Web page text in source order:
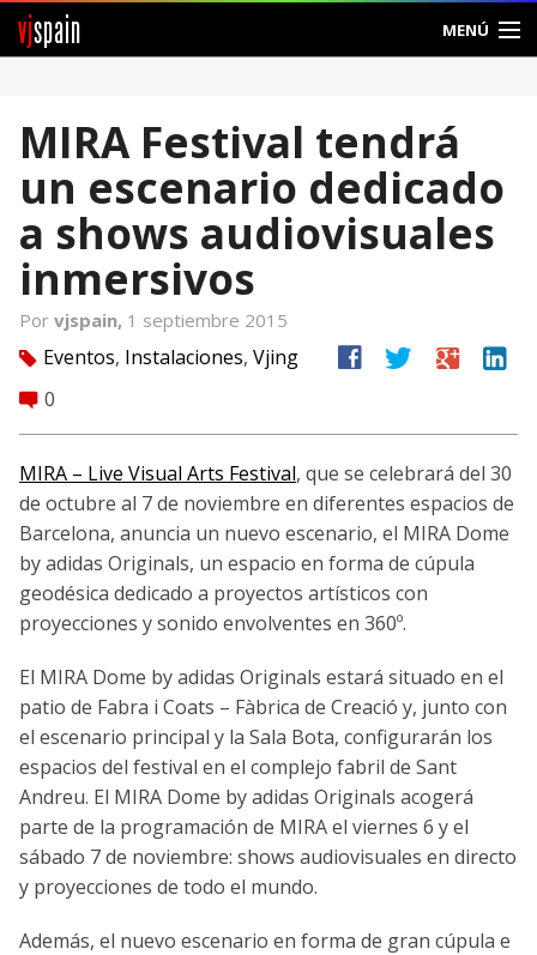
vjspain MENÚ
Foros
Noticias
Vjspain
Ayuda
Contacto
Entrar
Crear Cuenta
MIRA Festival tendrá
un escenario dedicado
a shows audiovisuales
inmersivos
Por vjspain, 1 septiembre 2015
tag Eventos, Instalaciones, Vjing
comment 0
facebook twitter google linkedin
MIRA – Live Visual Arts Festival, que se celebrará del 30
de octubre al 7 de noviembre en diferentes espacios de
Barcelona, anuncia un nuevo escenario, el MIRA Dome
by adidas Originals, un espacio en forma de cúpula
geodésica dedicado a proyectos artísticos con
proyecciones y sonido envolventes en 360º.
El MIRA Dome by adidas Originals estará situado en el
patio de Fabra i Coats – Fàbrica de Creació y, junto con
el escenario principal y la Sala Bota, configurarán los
espacios del festival en el complejo fabril de Sant
Andreu. El MIRA Dome by adidas Originals acogerá
parte de la programación de MIRA el viernes 6 y el
sábado 7 de noviembre: shows audiovisuales en directo
y proyecciones de todo el mundo.
Además, el nuevo escenario en forma de gran cúpula e